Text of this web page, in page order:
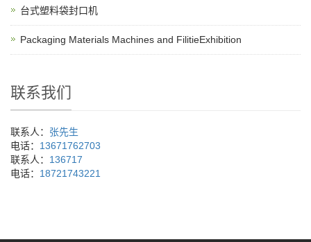
台式塑料袋封口机
Packaging Materials Machines and FilitieExhibition
联系我们
联系人： 张先生
电话： 13671762703
联系人： 136717
电话： 18721743221